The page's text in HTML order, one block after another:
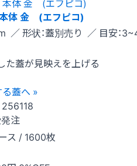
体 金 (エフピコ)
形状：蓋別売り ／ 目安：
た蓋が見映えを上げる
蓋へ »
256118
注
ス / 1600枚